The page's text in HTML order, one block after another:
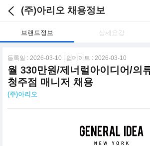
(주)아리오 채용정보
브랜드정보 상세요강
등록일 : 2026-03-10 | 업데이트 : 2026-03-10
월 330만원/제너럴아이디어/의
청주점 매니저 채용
(주)아리오